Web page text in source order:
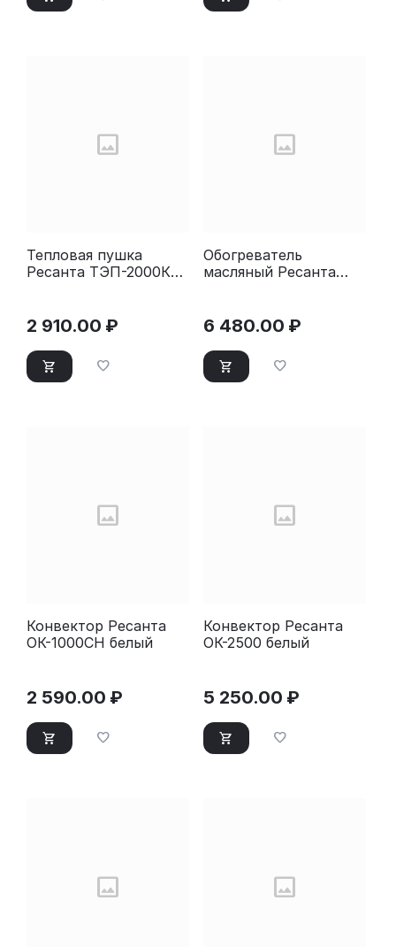
Тепловая пушка
Ресанта ТЭП-2000К
2 910.00 ₽
Обогреватель
масляный Ресанта
6 480.00 ₽
Конвектор Ресанта
ОК-1000СН белый
2 590.00 ₽
Конвектор Ресанта
ОК-2500 белый
5 250.00 ₽